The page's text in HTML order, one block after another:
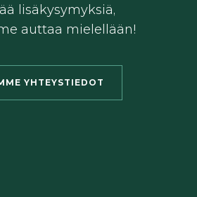
lisäkysymyksiä,
auttaa mielellään!
YHTEYSTIEDOT